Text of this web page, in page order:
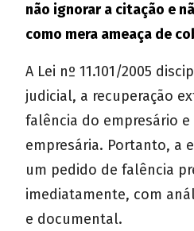
não ignorar a citação e
como mera ameaça de
A Lei nº 11.101/2005
judicial, a recuperação
falência do empresário e
empresária. Portanto, a
um pedido de falência
imediatamente, com
e documental.